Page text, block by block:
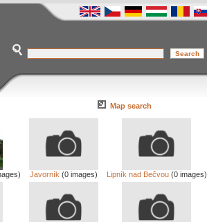
Map search
Javorník (0 images) Lipník nad Bečvou(0 images)